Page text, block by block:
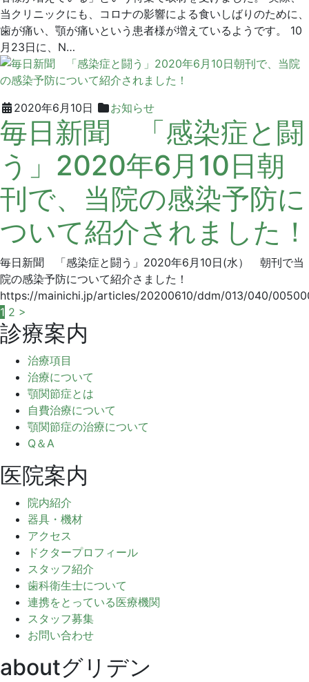
リ
ニ
ク
当クリニックにも、コロナの影響による食いしばりのために、
歯が痛い、顎が痛いという患者様が増えているようです。 10
月23日に、N…
2020年6月10日 お知らせ2020
年
月
10
日
グ
リ
ン
デ
ン
タ
ル
ク
リ
ニ
ッ
毎日新聞 「感染症と闘
う」2020年6月10日朝
刊で、当院の感染予防に
ついて紹介されました！
毎日新聞 「感染症と闘う」2020年6月10日(水） 朝刊で当
院の感染予防について紹介さました！
https://mainichi.jp/articles/20200610/ddm/013/040/
投
稿
の
ペ
ー
ジ
送
り
1 2 >
診療案内
治療項目
治療について
顎関節症とは
自費治療について
顎関節症の治療について
Q＆A
医院案内
院内紹介
器具・機材
アクセス
ドクタープロフィール
スタッフ紹介
歯科衛生士について
連携をとっている医療機関
スタッフ募集
お問い合わせ
aboutグリデン